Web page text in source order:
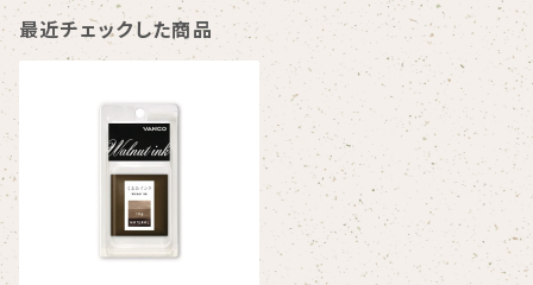
最近チェックした商品